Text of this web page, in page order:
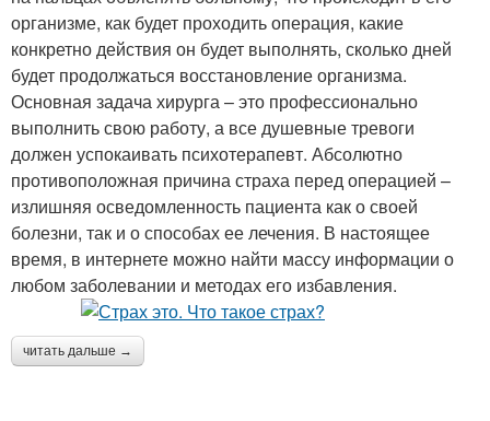
организме, как будет проходить операция, какие
конкретно действия он будет выполнять, сколько дней
будет продолжаться восстановление организма.
Основная задача хирурга – это профессионально
выполнить свою работу, а все душевные тревоги
должен успокаивать психотерапевт. Абсолютно
противоположная причина страха перед операцией –
излишняя осведомленность пациента как о своей
болезни, так и о способах ее лечения. В настоящее
время, в интернете можно найти массу информации о
любом заболевании и методах его избавления.
читать дальше →